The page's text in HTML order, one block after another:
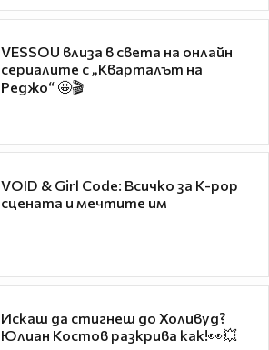
VESSOU влиза в света на онлайн
сериалите с „Кварталът на
Реджо“ 🤩🎬
VOID & Girl Code: Всичко за K-pop
сцената и мечтите им
Искаш да стигнеш до Холивуд?
Юлиан Костов разкрива как!👀💥